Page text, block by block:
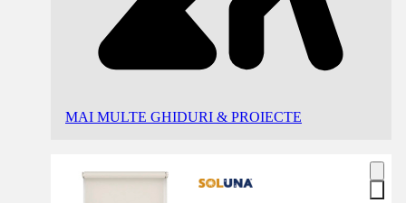
MAI MULTE GHIDURI & PROIECTE